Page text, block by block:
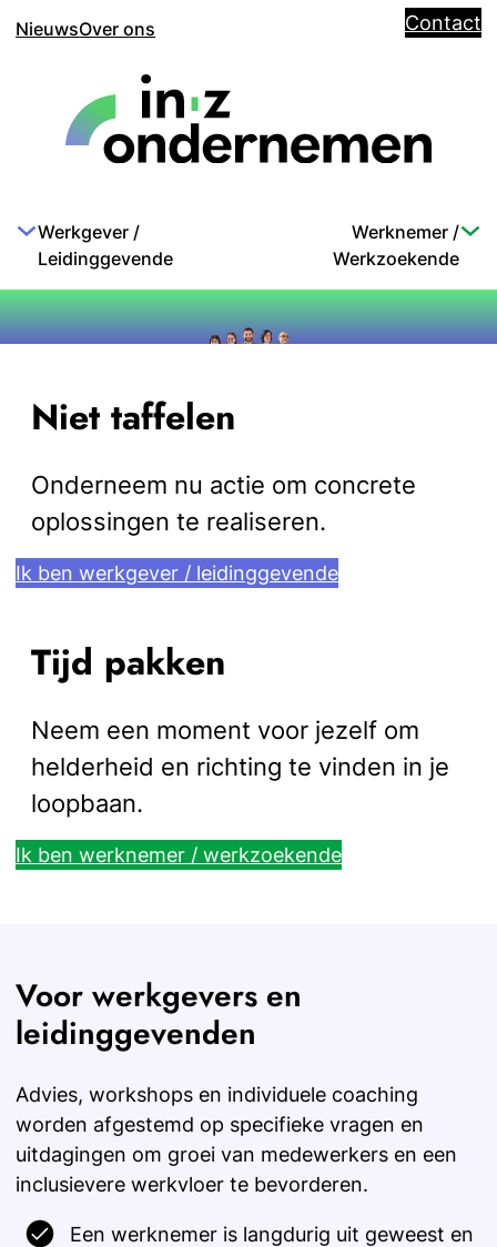
Werkgever /
Leidinggevende
Werknemer /
Werkzoekende
NieuwsOver ons Contact
Niet taffelen
Onderneem nu actie om concrete
oplossingen te realiseren.
Tijd pakken
Neem een moment voor jezelf om
helderheid en richting te vinden in je
loopbaan.
Ik ben werkgever / leidinggevende
Ik ben werknemer / werkzoekende
Voor werkgevers en
leidinggevenden
Advies, workshops en individuele coaching
worden afgestemd op specifieke vragen en
uitdagingen om groei van medewerkers en een
inclusievere werkvloer te bevorderen.
Een werknemer is langdurig uit geweest en